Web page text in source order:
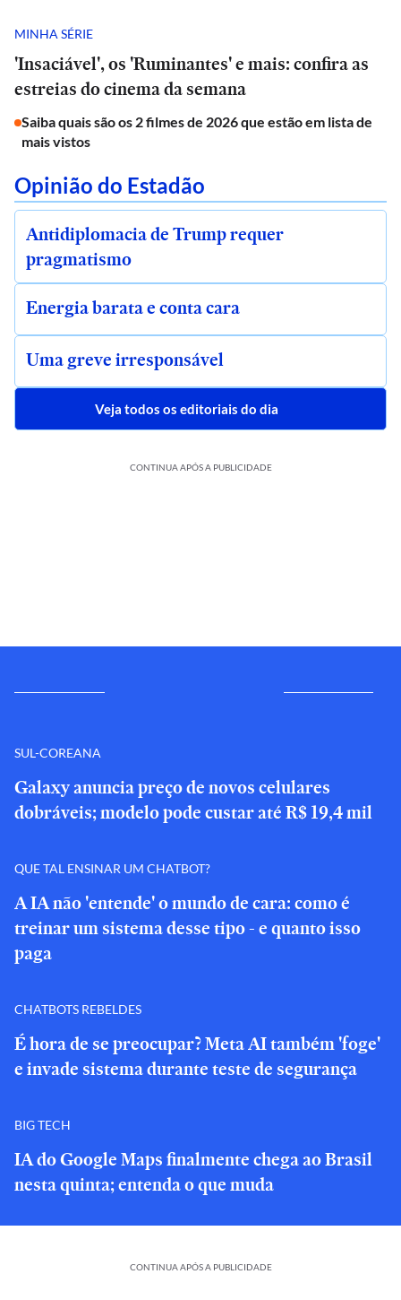
MINHA SÉRIE
'Insaciável', os 'Ruminantes' e mais: confira as
estreias do cinema da semana
Saiba quais são os 2 filmes de 2026 que estão em lista de
mais vistos
Opinião do Estadão
Antidiplomacia de Trump requer
pragmatismo
Energia barata e conta cara
Uma greve irresponsável
Veja todos os editoriais do dia
CONTINUA APÓS A PUBLICIDADE
SUL-COREANA
Galaxy anuncia preço de novos celulares
dobráveis; modelo pode custar até R$ 19,4 mil
QUE TAL ENSINAR UM CHATBOT?
A IA não 'entende' o mundo de cara: como é
treinar um sistema desse tipo - e quanto isso
paga
CHATBOTS REBELDES
É hora de se preocupar? Meta AI também 'foge'
e invade sistema durante teste de segurança
BIG TECH
IA do Google Maps finalmente chega ao Brasil
nesta quinta; entenda o que muda
CONTINUA APÓS A PUBLICIDADE